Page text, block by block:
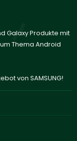
Galaxy Produkte mit
Thema Android
von SAMSUNG!